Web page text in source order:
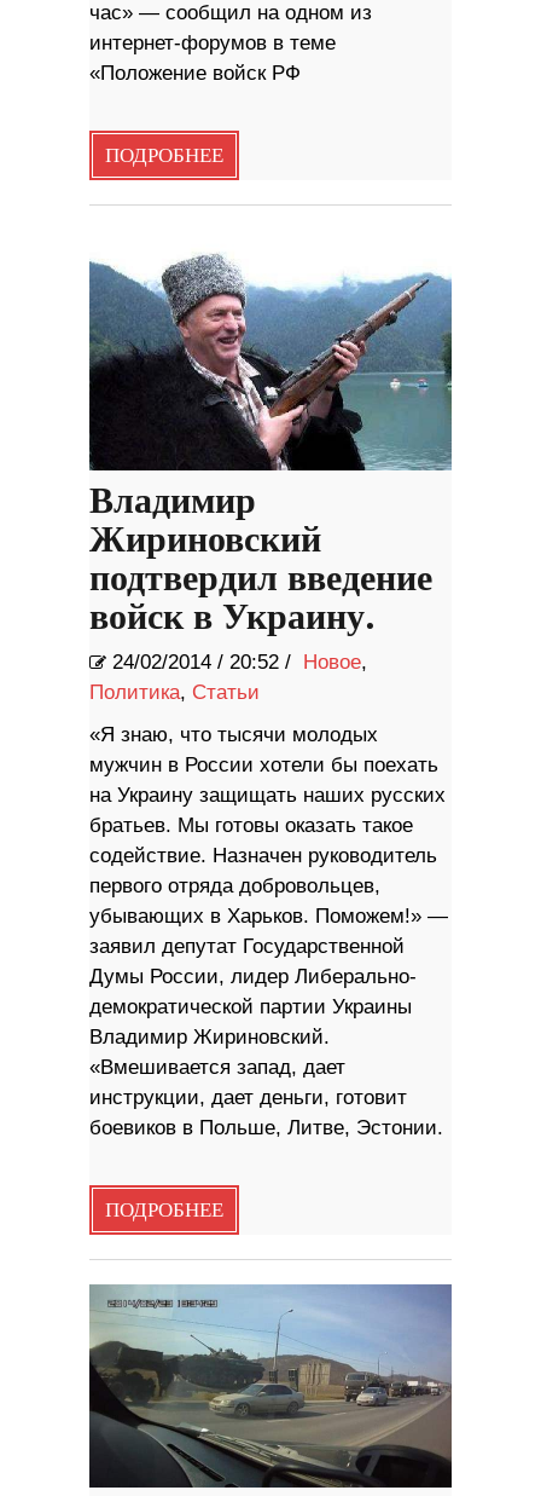
час» — сообщил на одном из
интернет-форумов в теме
«Положение войск РФ
ПОДРОБНЕЕ
Владимир
Жириновский
подтвердил введение
войск в Украину.
24/02/2014 / 20:52 / Новое,
Политика, Статьи
«Я знаю, что тысячи молодых
мужчин в России хотели бы поехать
на Украину защищать наших русских
братьев. Мы готовы оказать такое
содействие. Назначен руководитель
первого отряда добровольцев,
убывающих в Харьков. Поможем!» —
заявил депутат Государственной
Думы России, лидер Либерально-
демократической партии Украины
Владимир Жириновский.
«Вмешивается запад, дает
инструкции, дает деньги, готовит
боевиков в Польше, Литве, Эстонии.
ПОДРОБНЕЕ